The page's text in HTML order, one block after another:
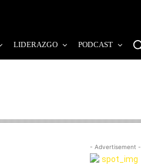
LIDERAZGO PODCAST
- Advertisement -